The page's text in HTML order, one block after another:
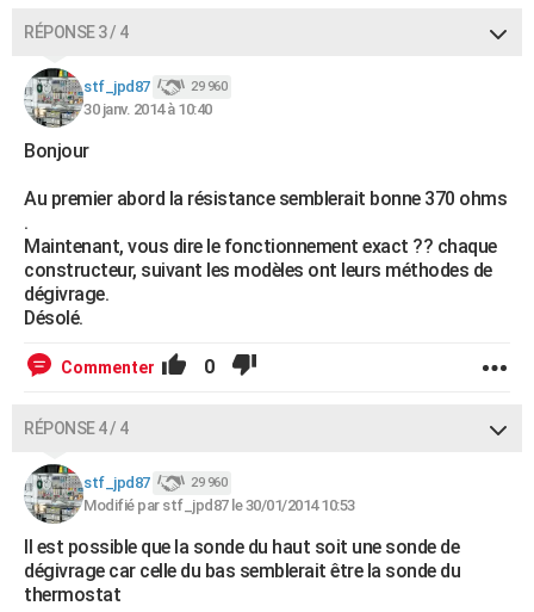
RÉPONSE 3 / 4
stf_jpd87 29 960
30 janv. 2014 à 10:40
Bonjour
Au premier abord la résistance semblerait bonne 370 ohms
.
Maintenant, vous dire le fonctionnement exact ?? chaque
constructeur, suivant les modèles ont leurs méthodes de
dégivrage.
Désolé.
Commenter 0
RÉPONSE 4 / 4
stf_jpd87 29 960
Modifié par stf_jpd87 le 30/01/2014 10:53
Il est possible que la sonde du haut soit une sonde de
dégivrage car celle du bas semblerait être la sonde du
thermostat